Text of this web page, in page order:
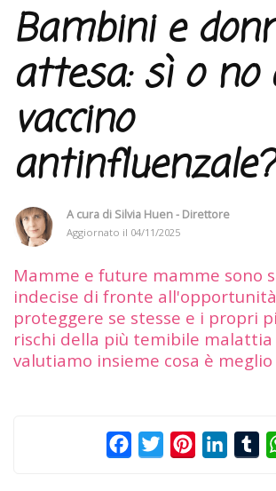
Bambini e
attesa: sì o no
vaccino
antinfluenzale?
A cura di Silvia Huen - Direttore
Aggiornato il 04/11/2025
Mamme e future mamme sono
indecise di fronte
proteggere se stesse e i propri
rischi della più temibile malattia
valutiamo insieme cosa è
FacebookTwitterPinterest